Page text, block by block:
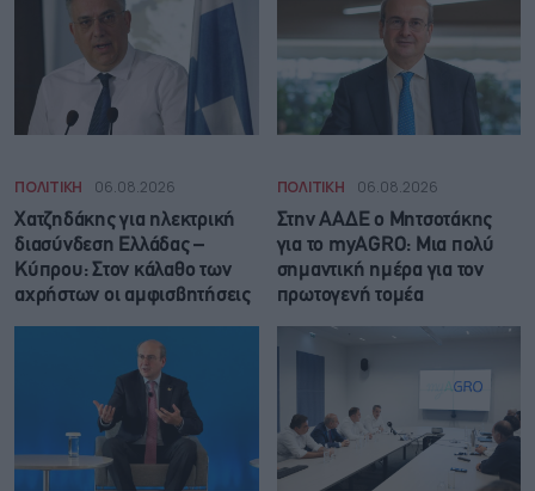
ΠΟΛΙΤΙΚΗ 06.08.2026
Χατζηδάκης για ηλεκτρική
διασύνδεση Ελλάδας –
Κύπρου: Στον κάλαθο των
αχρήστων οι αμφισβητήσεις
ΠΟΛΙΤΙΚΗ 06.08.2026
Στην ΑΑΔΕ ο Μητσοτάκης
για το myAGRO: Μια πολύ
σημαντική ημέρα για τον
πρωτογενή τομέα